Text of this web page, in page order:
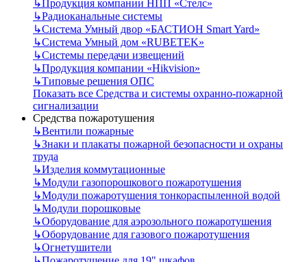
↳Продукция компании НПП «Стелс»
↳Радиоканальные системы
↳Система Умный двор «БАСТИОН Smart Yard»
↳Система Умный дом «RUBETEK»
↳Системы передачи извещений
↳Продукция компании «Hikvision»
↳Типовые решения ОПС
Показать все Средства и системы охранно-пожарной
сигнализации
Средства пожаротушения
↳Вентили пожарные
↳Знаки и плакаты пожарной безопасности и охраны
труда
↳Изделия коммутационные
↳Модули газопорошкового пожаротушения
↳Модули пожаротушения тонкораспыленной водой
↳Модули порошковые
↳Оборудование для аэрозольного пожаротушения
↳Оборудование для газового пожаротушения
↳Огнетушители